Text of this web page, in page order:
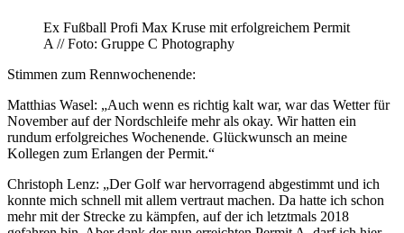
Ex Fußball Profi Max Kruse mit erfolgreichem Permit
A // Foto: Gruppe C Photography
Stimmen zum Rennwochenende:
Matthias Wasel: „Auch wenn es richtig kalt war, war das Wetter für
November auf der Nordschleife mehr als okay. Wir hatten ein
rundum erfolgreiches Wochenende. Glückwunsch an meine
Kollegen zum Erlangen der Permit.“
Christoph Lenz: „Der Golf war hervorragend abgestimmt und ich
konnte mich schnell mit allem vertraut machen. Da hatte ich schon
mehr mit der Strecke zu kämpfen, auf der ich letztmals 2018